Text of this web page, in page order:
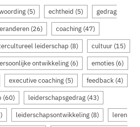
(5) echtheid (5) gedrag
(26) coaching (47)
leiderschap (8) cultuur (15)
ontwikkeling (6) emoties (6)
executive coaching (5) feedback (4)
(60) leiderschapsgedrag (43)
leiderschapsontwikkeling (8) leren